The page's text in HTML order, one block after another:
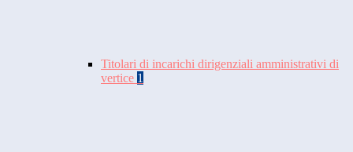
Titolari di incarichi dirigenziali amministrativi di
vertice 1